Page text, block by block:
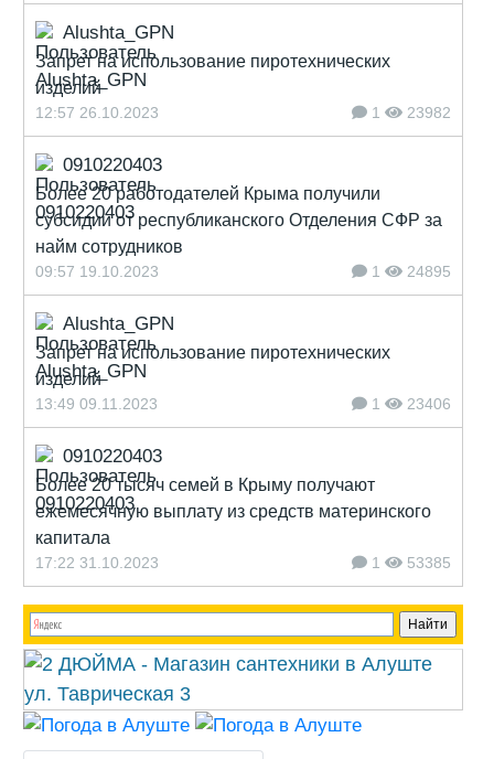
Alushta_GPN
Запрет на использование пиротехнических
изделий
12:57 26.10.2023 1 23982
0910220403
Более 20 работодателей Крыма получили
субсидии от республиканского Отделения СФР за
найм сотрудников
09:57 19.10.2023 1 24895
Alushta_GPN
Запрет на использование пиротехнических
изделий
13:49 09.11.2023 1 23406
0910220403
Более 20 тысяч семей в Крыму получают
ежемесячную выплату из средств материнского
капитала
17:22 31.10.2023 1 53385